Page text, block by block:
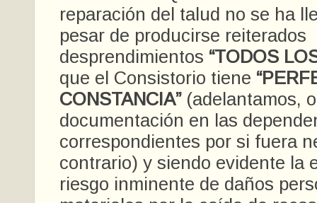
reparación del talud no se ha
pesar de producirse reiterados
desprendimientos “TODOS
que el Consistorio tiene
CONSTANCIA” (adelantamos,
documentación en las
correspondientes por si fuera
contrario) y siendo evidente la
riesgo inminente de daños